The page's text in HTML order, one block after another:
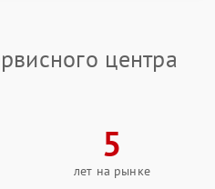
центра
5
лет на рынке